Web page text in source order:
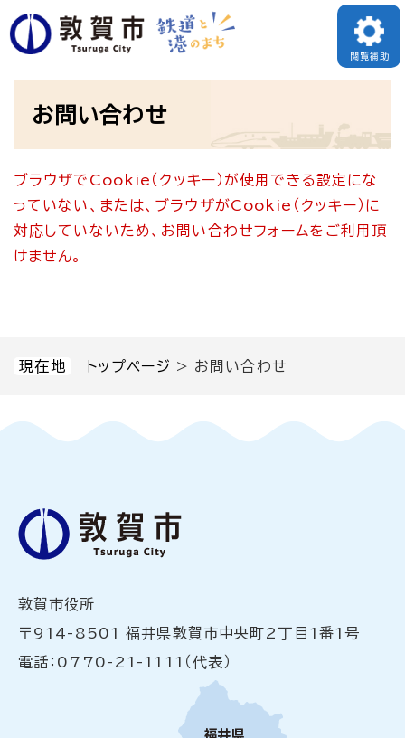
ペ
ー
す
メニューを飛ばして本文へ
閲覧補助
現在地 トップページ > お問い合わせ
お問い合わせ
ブラウザでCookie（クッキー）が使用できる設定にな
っていない、または、ブラウザがCookie（クッキー）に
対応していないため、お問い合わせフォームをご利用頂
けません。
敦賀市役所
〒914-8501 福井県敦賀市中央町2丁目1番1号
電話：0770-21-1111（代表）